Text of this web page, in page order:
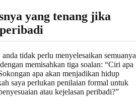
yang tenang jika
tidak perlu menyelesaikan semuanya
memisahkan tiga soalan: “Ciri apa
apa akan menjadikan hidup
saya perlukan penilaian formal untuk
atau kejelasan peribadi?”